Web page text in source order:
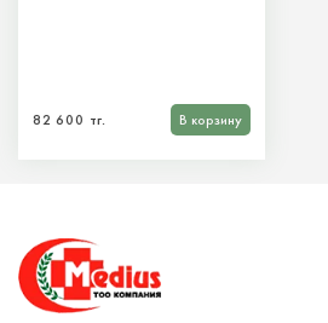
82 600 тг. В корзину